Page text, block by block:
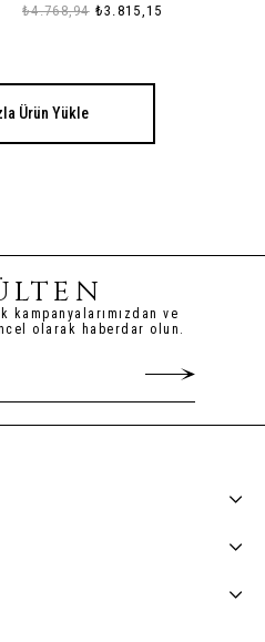
₺3.815,15
₺4.768,94
Ürün Yükle
kampanyalarımızdan ve
olarak haberdar olun.